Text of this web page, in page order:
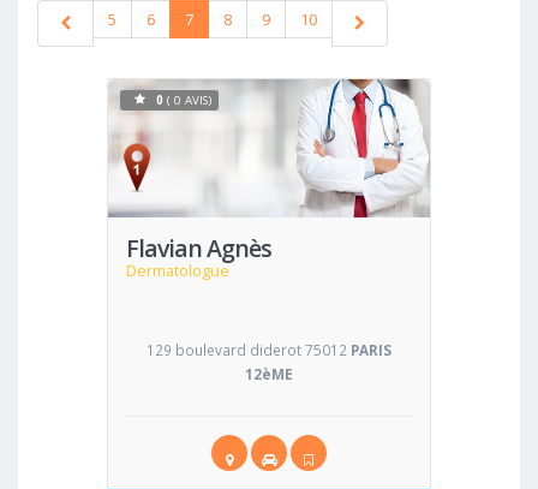
5 6 7 8 9 10
Flavian Agnès
Dermatologue
Voir
0 ( 0 AVIS)
129 boulevard diderot 75012 PARIS
12èME